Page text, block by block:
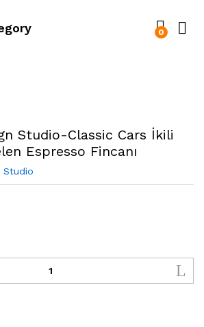
0
Studio-Classic Cars İkili
Espresso Fincanı
Studio